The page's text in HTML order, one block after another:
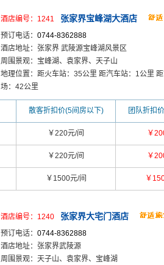
酒店编号：1241 张家界宝峰湖大酒店
预订电话： 0744-8362888
酒店地址：张家界 武陵源宝峰湖风景区
周围景观：宝峰湖、袁家界、天子山
地理位置：距火车站：35公里 距汽车站：1公里
场：42公里
散客折扣价(5间房以下) 团队折扣
￥220元/间 ￥
￥220元/间 ￥
￥1500元/间 ￥
酒店编号：1240 张家界大宅门酒店
预订电话： 0744-8362888
酒店地址：张家界武陵源
周围景观：天子山、袁家界、宝峰湖